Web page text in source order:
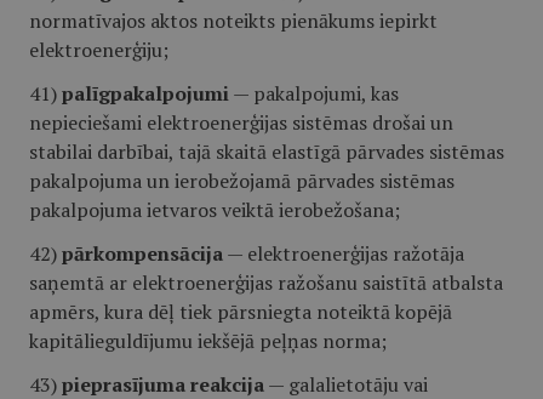
normatīvajos aktos noteikts pienākums iepirkt
elektroenerģiju;
41)palīgpakalpojumi— pakalpojumi, kas
nepieciešami elektroenerģijas sistēmas drošai un
stabilai darbībai, tajā skaitā elastīgā pārvades sistēmas
pakalpojuma un ierobežojamā pārvades sistēmas
pakalpojuma ietvaros veiktā ierobežošana;
42)pārkompensācija— elektroenerģijas ražotāja
saņemtā ar elektroenerģijas ražošanu saistītā atbalsta
apmērs, kura dēļ tiek pārsniegta noteiktā kopējā
kapitālieguldījumu iekšējā peļņas norma;
43)pieprasījuma reakcija— galalietotāju vai